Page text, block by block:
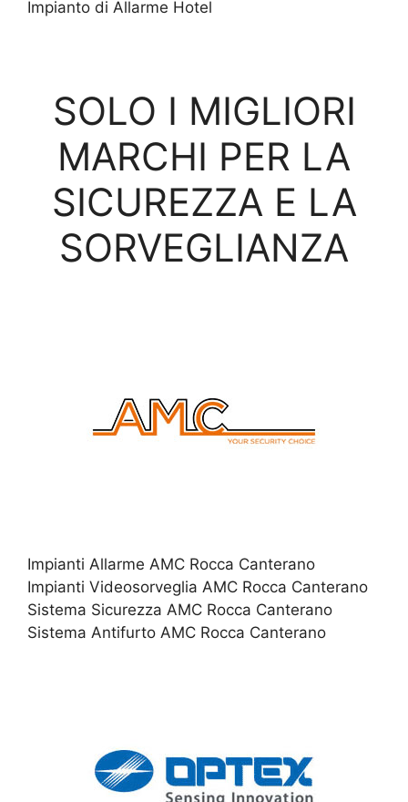
Impianto di Allarme Hotel
SOLO I MIGLIORI
MARCHI PER LA
SICUREZZA E LA
SORVEGLIANZA
Impianti Allarme AMC Rocca Canterano
Impianti Videosorveglia AMC Rocca Canterano
Sistema Sicurezza AMC Rocca Canterano
Sistema Antifurto AMC Rocca Canterano